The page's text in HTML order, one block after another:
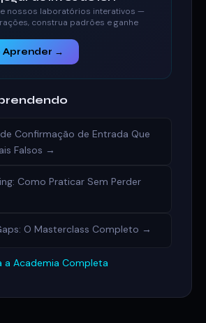
nossos laboratórios interativos —
construa padrões e ganhe
Aprender →
de Confirmação de Entrada Que
Falsos →
Como Praticar Sem Perder
O Masterclass Completo →
a Academia Completa